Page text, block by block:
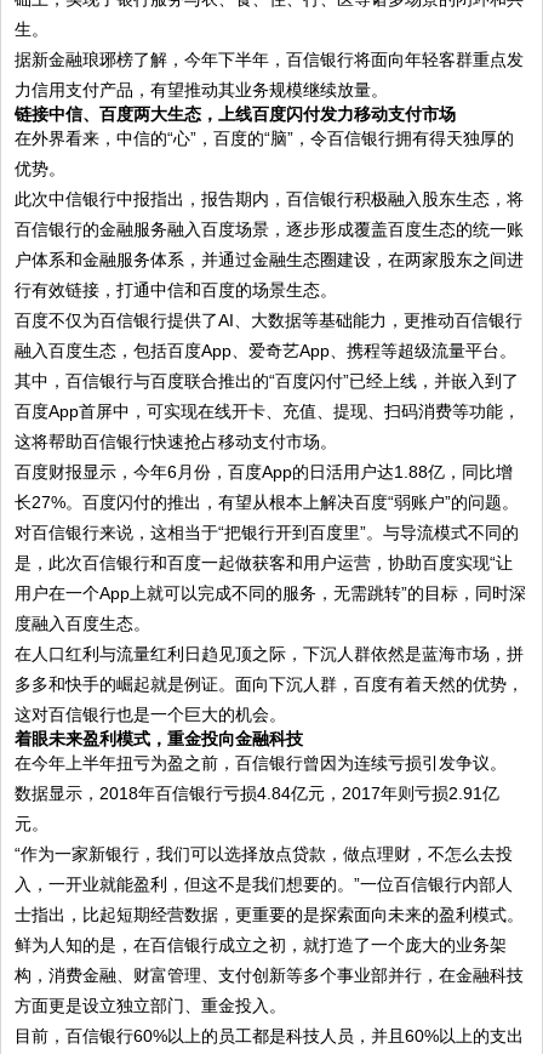
生。
据新金融琅琊榜了解，今年下半年，百信银行将面向年轻客群重点发
力信用支付产品，有望推动其业务规模继续放量。
链接中信、百度两大生态，上线百度闪付发力移动支付市场
在外界看来，中信的“心”，百度的“脑”，令百信银行拥有得天独厚的
优势。
此次中信银行中报指出，报告期内，百信银行积极融入股东生态，将
百信银行的金融服务融入百度场景，逐步形成覆盖百度生态的统一账
户体系和金融服务体系，并通过金融生态圈建设，在两家股东之间进
行有效链接，打通中信和百度的场景生态。
百度不仅为百信银行提供了AI、大数据等基础能力，更推动百信银行
融入百度生态，包括百度App、爱奇艺App、携程等超级流量平台。
其中，百信银行与百度联合推出的“百度闪付”已经上线，并嵌入到了
百度App首屏中，可实现在线开卡、充值、提现、扫码消费等功能，
这将帮助百信银行快速抢占移动支付市场。
百度财报显示，今年6月份，百度App的日活用户达1.88亿，同比增
长27%。百度闪付的推出，有望从根本上解决百度“弱账户”的问题。
对百信银行来说，这相当于“把银行开到百度里”。与导流模式不同的
是，此次百信银行和百度一起做获客和用户运营，协助百度实现“让
用户在一个App上就可以完成不同的服务，无需跳转”的目标，同时深
度融入百度生态。
在人口红利与流量红利日趋见顶之际，下沉人群依然是蓝海市场，拼
多多和快手的崛起就是例证。面向下沉人群，百度有着天然的优势，
这对百信银行也是一个巨大的机会。
着眼未来盈利模式，重金投向金融科技
在今年上半年扭亏为盈之前，百信银行曾因为连续亏损引发争议。
数据显示，2018年百信银行亏损4.84亿元，2017年则亏损2.91亿
元。
“作为一家新银行，我们可以选择放点贷款，做点理财，不怎么去投
入，一开业就能盈利，但这不是我们想要的。”一位百信银行内部人
士指出，比起短期经营数据，更重要的是探索面向未来的盈利模式。
鲜为人知的是，在百信银行成立之初，就打造了一个庞大的业务架
构，消费金融、财富管理、支付创新等多个事业部并行，在金融科技
方面更是设立独立部门、重金投入。
目前，百信银行60%以上的员工都是科技人员，并且60%以上的支出